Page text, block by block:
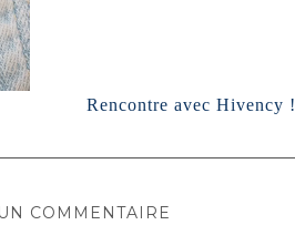
Rencontre avec Hivency !
COMMENTAIRE